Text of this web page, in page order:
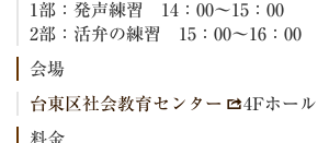
1部：発声練習 14：00～15：00
2部：活弁の練習 15：00～16：00
会場
台東区社会教育センター
4Fホール
料金